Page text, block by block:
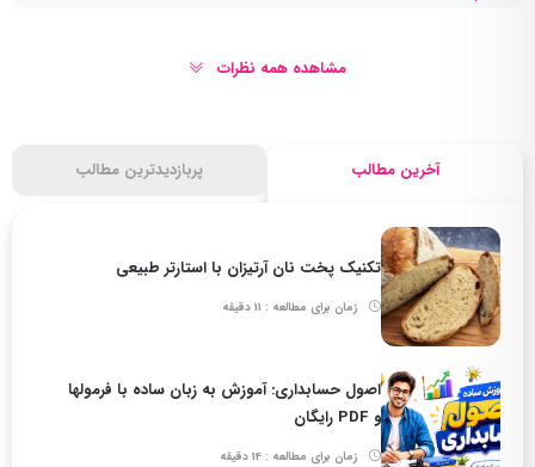
آخرین مطالب پربازدیدترین مطالب
تکنیک پخت نان آرتیزان با استارتر طبیعی
زمان برای مطالعه : 11 دقیقه
اصول حسابداری: آموزش به زبان ساده با فرمولها
و PDF رایگان
زمان برای مطالعه : 14 دقیقه
مشاهده همه نظرات